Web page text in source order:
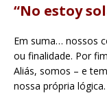
“No estoy
Em suma… nossos
ou finalidade. Por
Aliás, somos – e
nossa própria